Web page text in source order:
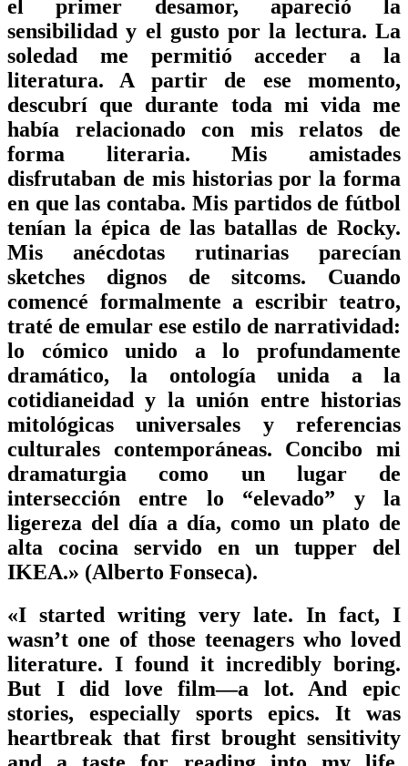
el primer desamor, apareció la
sensibilidad y el gusto por la lectura. La
soledad me permitió acceder a la
literatura. A partir de ese momento,
descubrí que durante toda mi vida me
había relacionado con mis relatos de
forma literaria. Mis amistades
disfrutaban de mis historias por la forma
en que las contaba. Mis partidos de fútbol
tenían la épica de las batallas de Rocky.
Mis anécdotas rutinarias parecían
sketches dignos de sitcoms. Cuando
comencé formalmente a escribir teatro,
traté de emular ese estilo de narratividad:
lo cómico unido a lo profundamente
dramático, la ontología unida a la
cotidianeidad y la unión entre historias
mitológicas universales y referencias
culturales contemporáneas. Concibo mi
dramaturgia como un lugar de
intersección entre lo “elevado” y la
ligereza del día a día, como un plato de
alta cocina servido en un tupper del
IKEA.» (Alberto Fonseca).
«I started writing very late. In fact, I
wasn’t one of those teenagers who loved
literature. I found it incredibly boring.
But I did love film—a lot. And epic
stories, especially sports epics. It was
heartbreak that first brought sensitivity